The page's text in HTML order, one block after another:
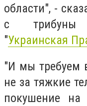
области", -
с трибуны
"Украинская
"И мы требуем
не за тяжкие
покушение